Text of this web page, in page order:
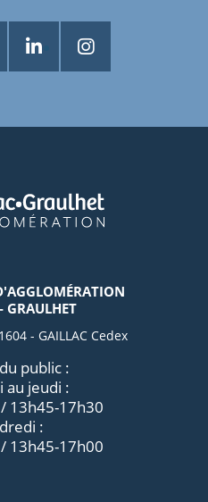
GRAULHET
- GAILLAC Cedex
public :
au jeudi :
13h45-17h30
:
13h45-17h00